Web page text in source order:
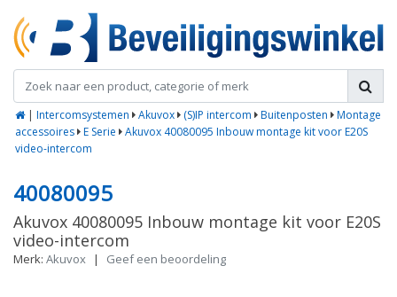
| Intercomsystemen Akuvox (S)IP intercom Buitenposten
Montage
accessoires E Serie
Akuvox 40080095 Inbouw montage kit voor E20S
video-intercom
40080095
Akuvox 40080095 Inbouw montage kit voor E20S
video-intercom
Merk: Akuvox | Geef een beoordeling